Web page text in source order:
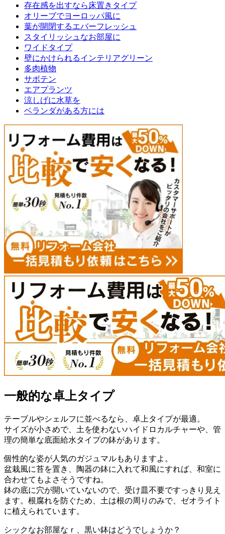
存在感を出すなら床置きタイプ
オリーブでヨーロッパ風に
葉が開閉するエバーフレッシュ
スタイリッシュなお部屋に
ワイドタイプ
壁にかけられるインテリアグリーン
多肉植物
サボテン
エアプランツ
涼しげに水草を
ベランダがある方には
一般的な卓上タイプ
テーブルやシェルフに並べるなら、卓上タイプが最適。
サイズが小さめで、土を使わないハイドロカルチャーや、管
理の簡単な底面給水タイプの鉢があります。
個性的な姿が人気のガジュマルもありますよ。
盆栽風に苔を置き、陶器の鉢に入れて和風にすれば、和室に
合わせてもよさそうですね。
鉢の底に穴が開いていないので、受け皿不要ですっきり見え
ます。根腐れを防ぐため、土は根の周りのみで、ゼオライト
に植えられています。
シックなお部屋なｒ、黒い鉢はどうでしょうか？